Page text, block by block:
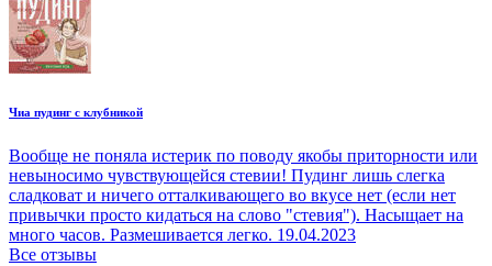
Чиа пудинг с клубникой
Вообще не поняла истерик по поводу якобы приторности или
невыносимо чувствующейся стевии! Пудинг лишь слегка
сладковат и ничего отталкивающего во вкусе нет (если нет
привычки просто кидаться на слово "стевия"). Насыщает на
много часов. Размешивается легко. 19.04.2023
Все отзывы